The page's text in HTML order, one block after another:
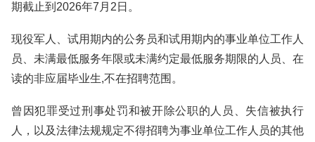
期截止到2026年7月2日。
现役军人、试用期内的公务员和试用期内的事业单位工作人
员、未满最低服务年限或未满约定最低服务期限的人员、在
读的非应届毕业生,不在招聘范围。
曾因犯罪受过刑事处罚和被开除公职的人员、失信被执行
人，以及法律法规规定不得招聘为事业单位工作人员的其他